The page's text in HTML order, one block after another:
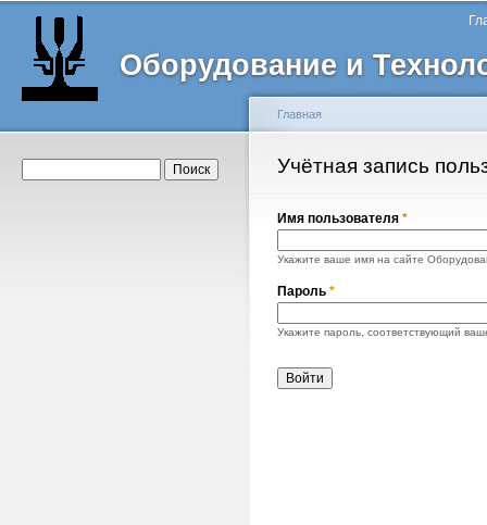
Оборудование и
Главное меню
Вы здесь
Главная
Учётная запись
Главные вкладки
Имя пользователя *
Укажите ваше имя на сайте
Пароль *
Укажите пароль, соответствующий